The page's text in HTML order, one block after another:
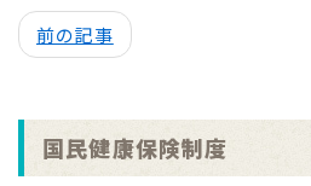
前の記事
国民健康保険制度